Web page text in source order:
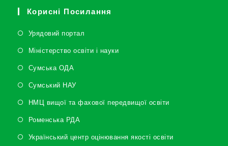
Корисні Посилання
Урядовий портал
Міністерство освіти і науки
Сумська ОДА
Сумський НАУ
НМЦ вищої та фахової передвищої освіти
Роменська РДА
Український центр оцінювання якості освіти